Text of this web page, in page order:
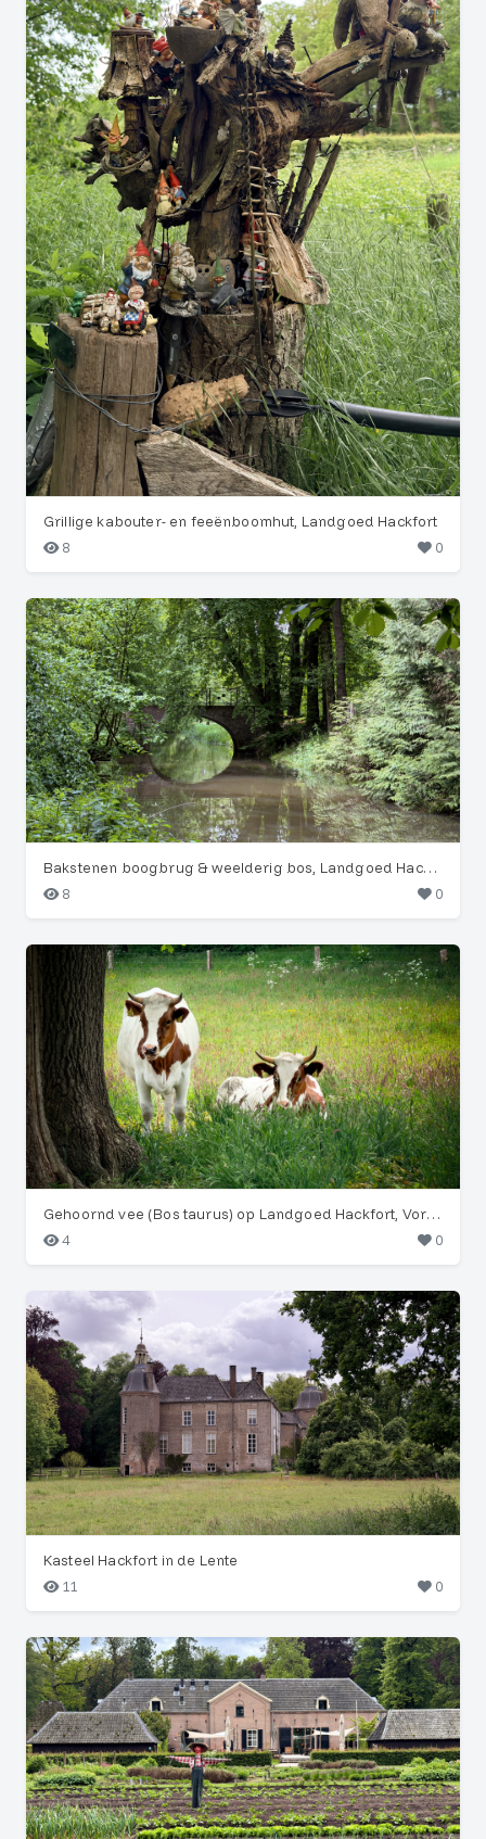
Grillige kabouter- en feeënboomhut, Landgoed Hackfort
8
0
Bakstenen boogbrug & weelderig bos, Landgoed Hackfort
8
0
Gehoornd vee (Bos taurus) op Landgoed Hackfort, Vorden
4
0
Kasteel Hackfort in de Lente
11
0